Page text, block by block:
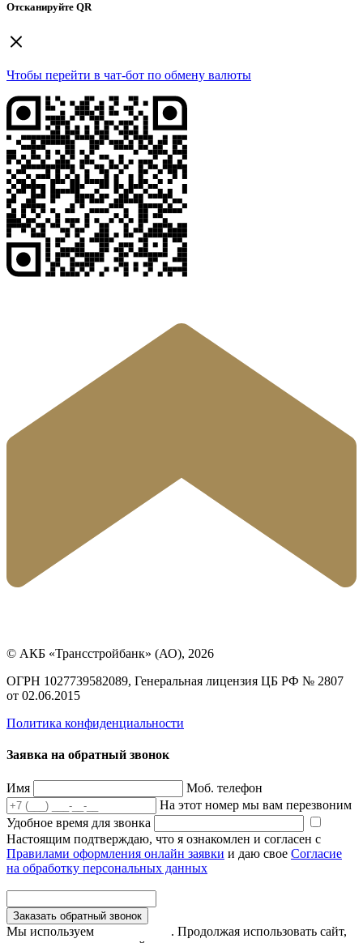
Отсканируйте QR
Чтобы перейти в чат-бот по обмену валюты
© АКБ «Трансстройбанк» (АО), 2026
ОГРН 1027739582089, Генеральная лицензия ЦБ РФ № 2807
от 02.06.2015
Политика конфиденциальности
Заявка на обратный звонок
Имя
Моб. телефон
На этот номер мы вам перезвоним
Удобное время для звонка
Настоящим подтверждаю, что я ознакомлен и согласен с
Правилами оформления онлайн заявки и даю свое Согласие
на обработку персональных данных
Заказать обратный звонок
Мы используем
. Продолжая использовать сайт,